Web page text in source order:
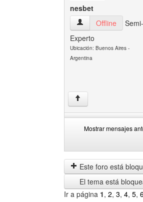
nesbet
nesbet Ver perfil del
Offline
Semi-
Experto
Ubicación: Buenos Aires -
Argentina
↑
Mostrar mensajes
mensajes
anteriores
by
Este foro está
El tema está
Ir a página 1, 2, 3, 4, 5,